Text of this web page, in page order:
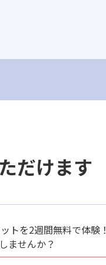
だけます
トを2週間無料で体験！
ませんか？